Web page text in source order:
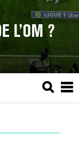
L’OM ?